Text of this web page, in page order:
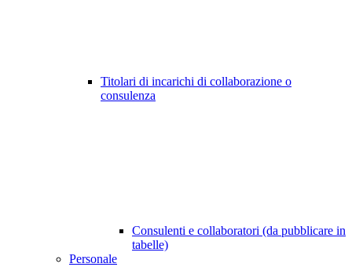
Titolari di incarichi di collaborazione o
consulenza
Consulenti e collaboratori (da pubblicare in
tabelle)
Personale